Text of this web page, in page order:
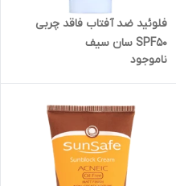
فلوئید ضد آفتاب فاقد چربی
SPF50 سان سیف
ناموجود